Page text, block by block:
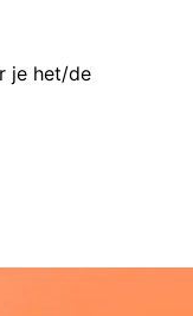
je het/de